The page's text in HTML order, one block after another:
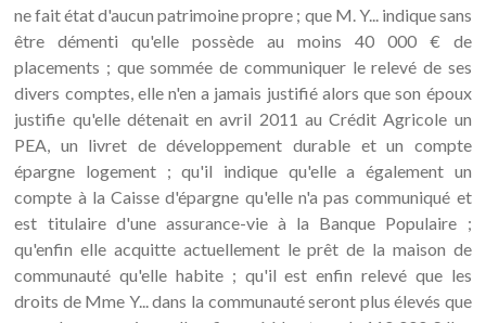
ne fait état d'aucun patrimoine propre ; que M. Y... indique sans
être démenti qu'elle possède au moins 40 000 € de
placements ; que sommée de communiquer le relevé de ses
divers comptes, elle n'en a jamais justifié alors que son époux
justifie qu'elle détenait en avril 2011 au Crédit Agricole un
PEA, un livret de développement durable et un compte
épargne logement ; qu'il indique qu'elle a également un
compte à la Caisse d'épargne qu'elle n'a pas communiqué et
est titulaire d'une assurance-vie à la Banque Populaire ;
qu'enfin elle acquitte actuellement le prêt de la maison de
communauté qu'elle habite ; qu'il est enfin relevé que les
droits de Mme Y... dans la communauté seront plus élevés que